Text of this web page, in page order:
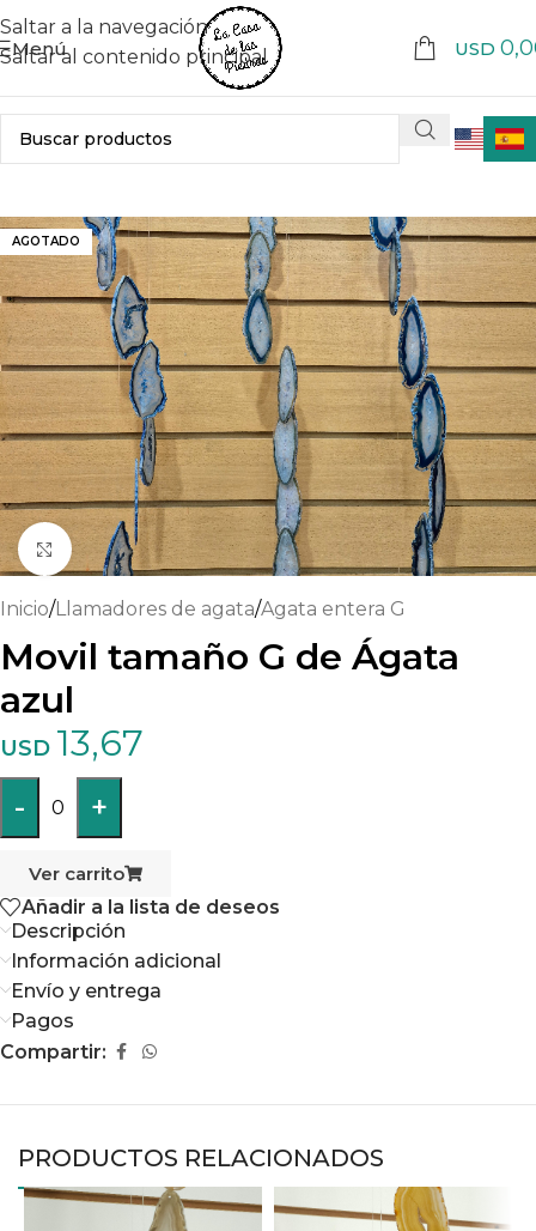
Saltar a la navegación
Saltar al contenido principal
Menú USD
AGOTADO
Haga clic para ampliar
Inicio/Llamadores de agata/Agata entera G
Movil tamaño G de Ágata
azul
USD 13,67
- 0 +
Ver carrito
Añadir a la lista de deseos
Descripción
Información adicional
Envío y entrega
Pagos
Compartir:
PRODUCTOS RELACIONADOS